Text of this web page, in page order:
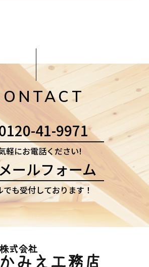
CONTACT
41-9971
軽にお電話ください!
ールフォーム
でも受付しております！